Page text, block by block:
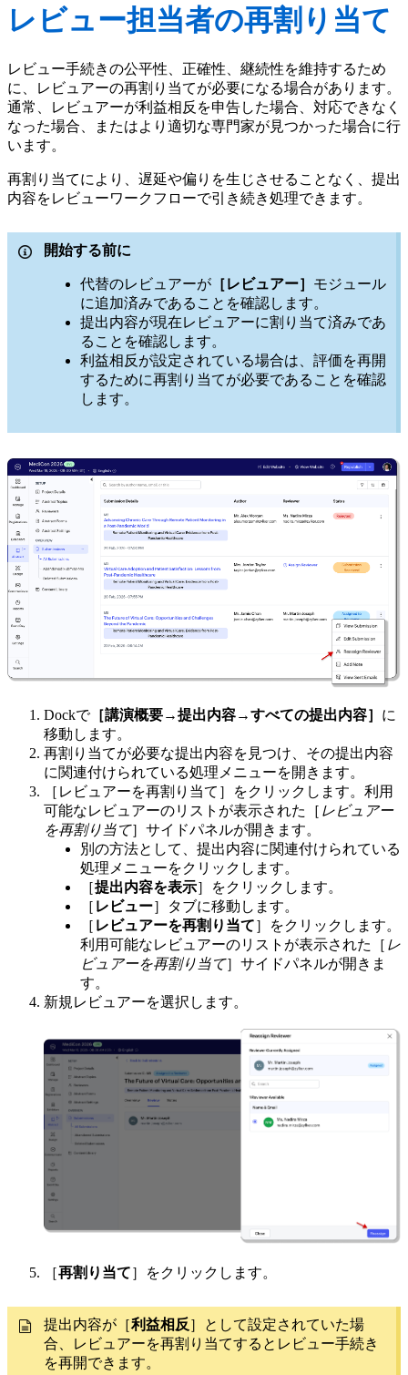
レビュー担当者の再割り当て
レビュー手続きの公平性、正確性、継続性を維持するため
に、レビュアーの再割り当てが必要になる場合があります。
通常、レビュアーが利益相反を申告した場合、対応できなく
なった場合、またはより適切な専門家が見つかった場合に行
います。
再割り当てにより、遅延や偏りを生じさせることなく、提出
内容をレビューワークフローで引き続き処理できます。
開始する前に
代替のレビュアーが ［レビュアー］ モジュール
に追加済みであることを確認します。
提出内容が現在レビュアーに割り当て済みであ
ることを確認します。
利益相反が設定されている場合は、評価を再開
するために再割り当てが必要であることを確認
します。
Dockで［講演概要→提出内容→すべての提出内容］ に
移動します。
再割り当てが必要な提出内容を見つけ、その提出内容
に関連付けられている処理メニューを開きます。
［レビュアーを再割り当て］をクリックします。利用
可能なレビュアーのリストが表示された［ レビュアー
を再割り当て］サイドパネルが開きます。
別の方法として、提出内容に関連付けられている
処理メニューをクリックします。
［提出内容を表示］をクリックします。
［ レビュー］タブに移動します。
［ レビュアーを再割り当て］をクリックします。
利用可能なレビュアーのリストが表示された［ レ
ビュアーを再割り当て］サイドパネルが開きま
す。
新規レビュアーを選択します。
［再割り当て］をクリックします。
提出内容が［利益相反］として設定されていた場
合、レビュアーを再割り当てするとレビュー手続き
を再開できます。